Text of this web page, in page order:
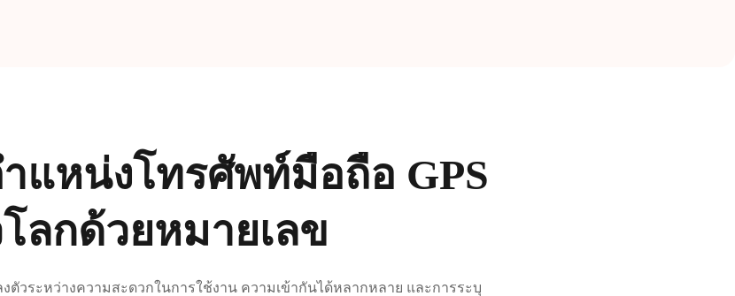
ำแหน่งโทรศัพท์มือถือ GPS
ลกด้วยหมายเลข
งตัวระหว่างความสะดวกในการใช้งาน ความเข้ากันได้หลากหลาย และการระบุ